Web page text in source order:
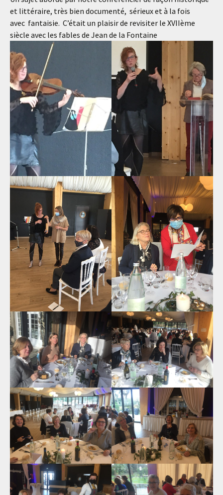
et littéraire, très bien documenté, sérieux et à la fois
avec fantaisie. C’était un plaisir de revisiter le XVIIème
siècle avec les fables de Jean de la Fontaine